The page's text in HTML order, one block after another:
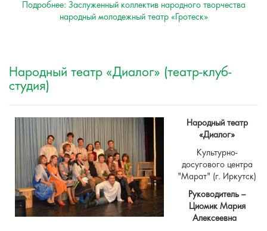
Подробнее: Заслуженный коллектив народного творчества
народный молодежный театр «Гротеск»
Народный театр «Диалог» (театр-клуб-
студия)
Народный театр
«Диалог»
Культурно-
досугового центра
"Марат" (г. Иркутск)
Руководитель –
Циомик Мария
Алексеевна